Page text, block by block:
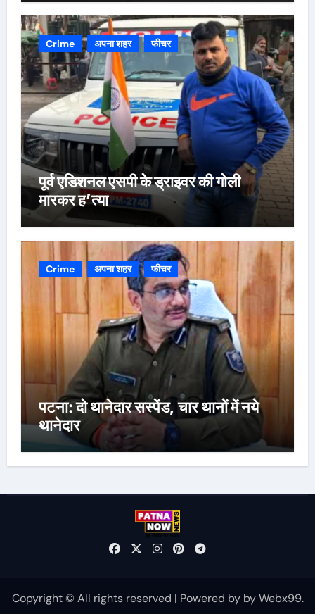
Crime अपना शहर फीचर
पूर्व एडिशनल एसपी के ड्राइवर की गोली
मारकर ह’त्या
Crime अपना शहर फीचर
पटना: दो थानेदार सस्पेंड, चार थानों में नये
थानेदार
Copyright © All rights reserved | Powered by byWebx99.